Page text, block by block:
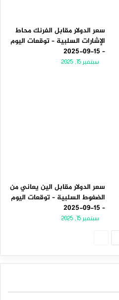
سعر الدولار مقابل الفرنك محاط
الإشارات السلبية – توقعات اليوم
– 15-09-2025
سبتمبر 15, 2025
سعر الدولار مقابل الين يعاني من
الضغوط السلبية – توقعات اليوم
– 15-09-2025
سبتمبر 15, 2025